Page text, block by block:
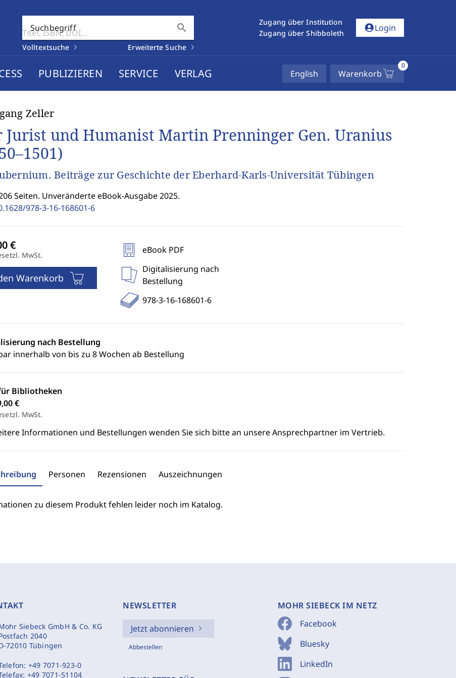
Suchbegriff search
Volltextsuche Erweiterte Suche
Zugang über Institution
Zugang über Shibboleth
account_circleLogin
PUBLIZIEREN SERVICE VERLAG English Warenkorb
0
Zeller
Jurist und Humanist Martin Prenninger Gen. Uranius
Beiträge zur Geschichte der Eberhard-Karls-Universität Tübingen
Seiten. Unveränderte eBook-Ausgabe 2025.
978-3-16-168601-6
MwSt.
Warenkorb
eBook PDF
Digitalisierung nach
Bestellung
978-3-16-168601-6
nach Bestellung
innerhalb von bis zu 8 Wochen ab Bestellung
Bibliotheken
€
MwSt.
Informationen und Bestellungen wenden Sie sich bitte an unsere Ansprechpartner im Vertrieb.
Personen Rezensionen Auszeichnungen
zu diesem Produkt fehlen leider noch im Katalog.
Siebeck GmbH & Co. KG
2040
72010 Tübingen
+49 7071-923-0
+49 7071-51104
NEWSLETTER
Jetzt abonnieren
Abbestellen
MOHR SIEBECK IM NETZ
Facebook
Bluesky
LinkedIn